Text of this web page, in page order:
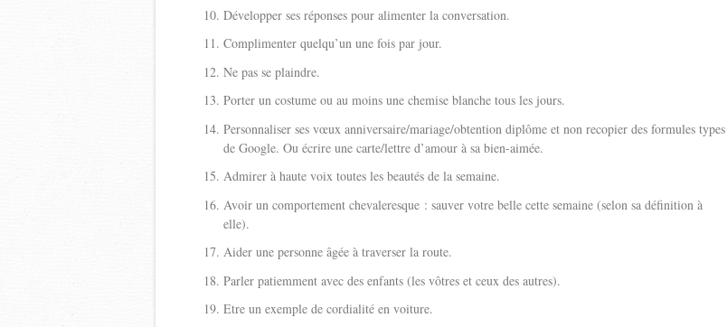
Développer ses réponses pour alimenter la conversation.
Complimenter quelqu’un une fois par jour.
Ne pas se plaindre.
Porter un costume ou au moins une chemise blanche tous les jours.
Personnaliser ses vœux anniversaire/mariage/obtention diplôme et non recopier des formules types
de Google. Ou écrire une carte/lettre d’amour à sa bien-aimée.
Admirer à haute voix toutes les beautés de la semaine.
Avoir un comportement chevaleresque : sauver votre belle cette semaine (selon sa définition à
elle).
Aider une personne âgée à traverser la route.
Parler patiemment avec des enfants (les vôtres et ceux des autres).
Etre un exemple de cordialité en voiture.